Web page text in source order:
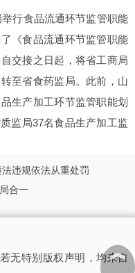
行食品流通环节监管职能
《食品流通环节监管职能
交接之日起，将省工商局
至省食药监局。此前，山
生产加工环节监管职能划
监局37名食品生产加工监
违规依法从重处罚
合一
无特别版权声明，均来自
︽